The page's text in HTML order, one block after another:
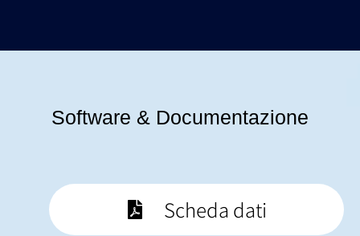
Software & Documentazione
Scheda dati